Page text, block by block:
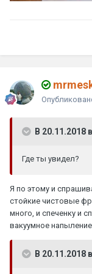
В 20.11.2018
Где ты увидел?
Я по этому и
стойкие чистовые
много, и спеченку и
вакуумное
В 20.11.2018